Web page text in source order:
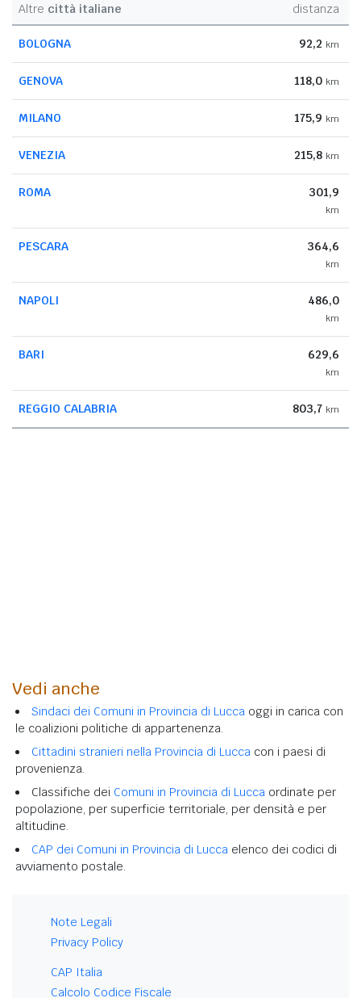
Altre città italiane distanza
BOLOGNA 92,2 km
GENOVA 118,0 km
MILANO 175,9 km
VENEZIA 215,8 km
ROMA 301,9
km
PESCARA 364,6
km
NAPOLI 486,0
km
BARI 629,6
km
REGGIO CALABRIA 803,7 km
Vedi anche
Sindaci dei Comuni in Provincia di Lucca oggi in carica con
le coalizioni politiche di appartenenza.
Cittadini stranieri nella Provincia di Lucca con i paesi di
provenienza.
Classifiche dei Comuni in Provincia di Lucca ordinate per
popolazione, per superficie territoriale, per densità e per
altitudine.
CAP dei Comuni in Provincia di Lucca elenco dei codici di
avviamento postale.
Note Legali
Privacy Policy
CAP Italia
Calcolo Codice Fiscale